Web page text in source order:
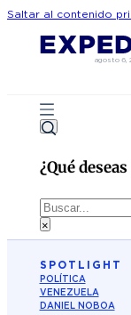
Saltar al contenido
agosto 6,
¿Qué
Buscar
×
SPOTLIGHT
POLÍTICA
VENEZUELA
DANIEL NOBOA